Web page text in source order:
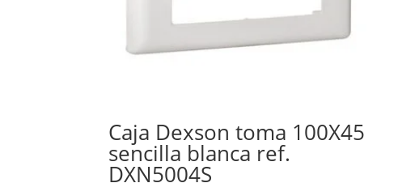
Caja Dexson toma 100X45
sencilla blanca ref.
DXN5004S